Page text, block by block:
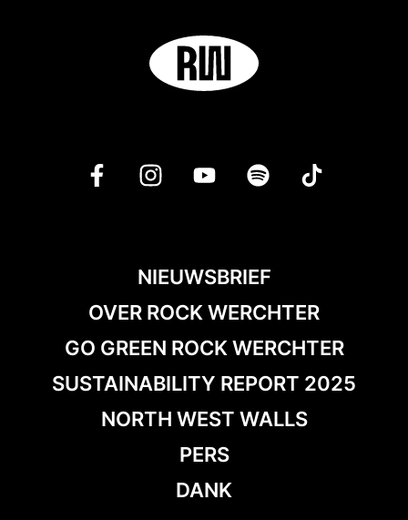
NIEUWSBRIEF
OVER ROCK WERCHTER
GO GREEN ROCK WERCHTER
SUSTAINABILITY REPORT 2025
NORTH WEST WALLS
PERS
DANK